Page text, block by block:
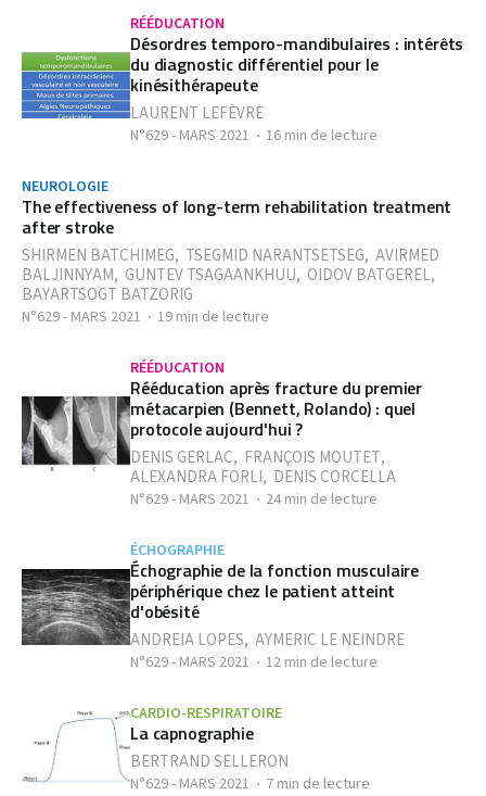
RÉÉDUCATION
Désordres temporo-mandibulaires : intérêts
du diagnostic différentiel pour le
kinésithérapeute
LAURENT LEFÈVRE
N°629 - MARS 2021 16 min de lecture
NEUROLOGIE
The effectiveness of long-term rehabilitation treatment
after stroke
SHIRMEN BATCHIMEG, TSEGMID NARANTSETSEG, AVIRMED
BALJINNYAM, GUNTEV TSAGAANKHUU, OIDOV BATGEREL,
BAYARTSOGT BATZORIG
N°629 - MARS 2021 19 min de lecture
RÉÉDUCATION
Rééducation après fracture du premier
métacarpien (Bennett, Rolando) : quel
protocole aujourd'hui ?
DENIS GERLAC, FRANÇOIS MOUTET,
ALEXANDRA FORLI, DENIS CORCELLA
N°629 - MARS 2021 24 min de lecture
ÉCHOGRAPHIE
Échographie de la fonction musculaire
périphérique chez le patient atteint
d'obésité
ANDREIA LOPES, AYMERIC LE NEINDRE
N°629 - MARS 2021 12 min de lecture
CARDIO-RESPIRATOIRE
La capnographie
BERTRAND SELLERON
N°629 - MARS 2021 7 min de lecture